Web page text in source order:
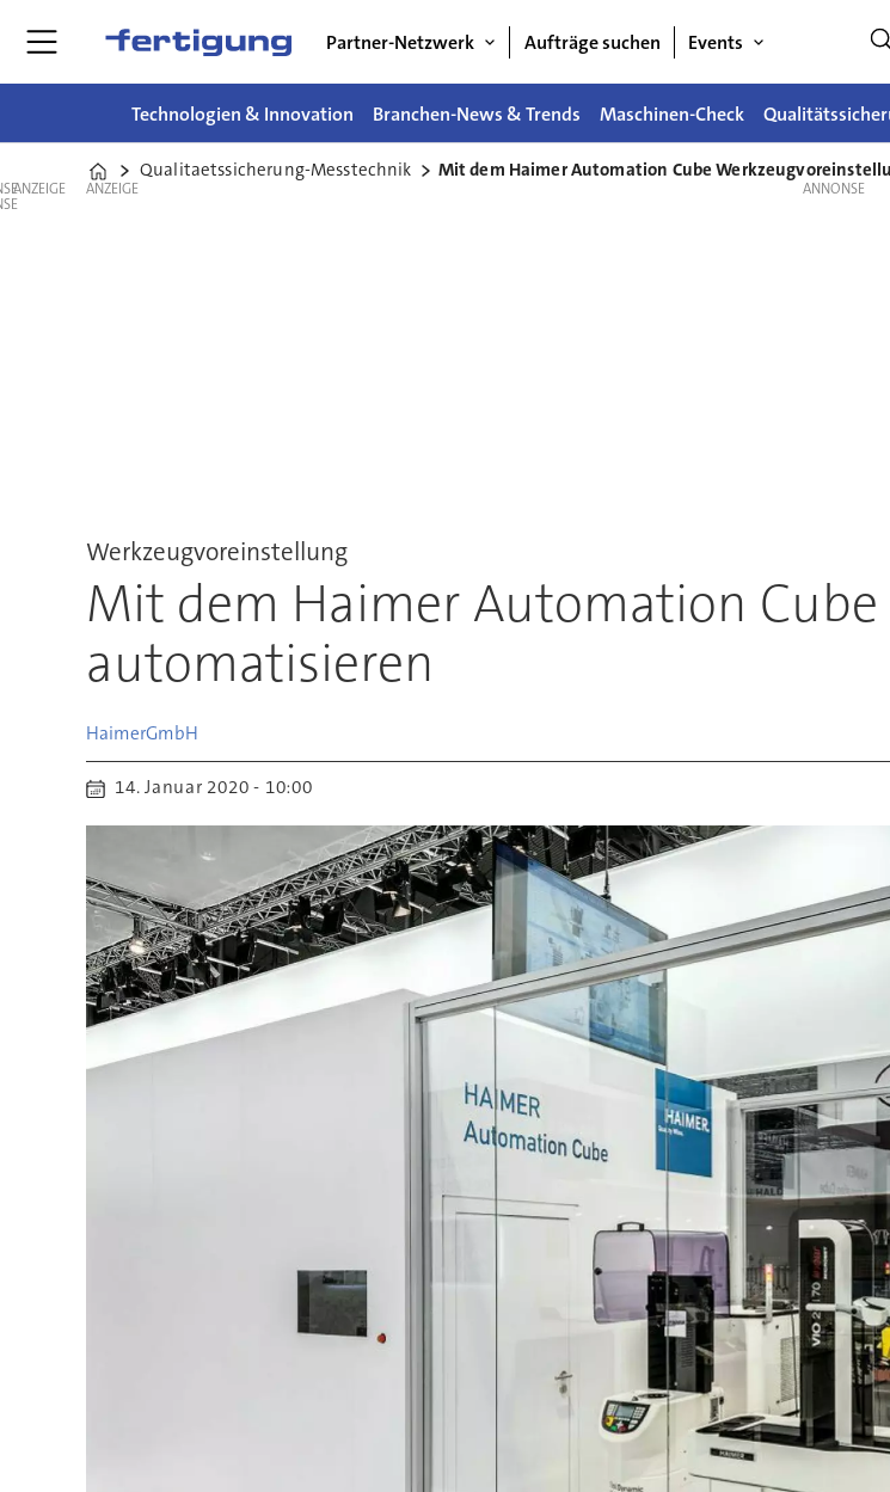
Partner-Netzwerk Aufträge suchen Events
Technologien & Innovation Branchen-News & Trends Maschinen-Check
Home
Qualitaetssicherung-Messtechnik Mit dem Haimer Automation Cube
ANZEIGE ANZEIGE
Werkzeugvoreinstellung
Mit dem Haimer Automation
automatisieren
HaimerGmbH
14. Januar 2020 - 10:00